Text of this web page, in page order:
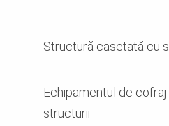
Structură casetată cu
Echipamentul de
structurii